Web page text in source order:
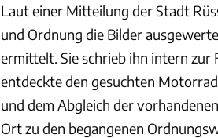
Laut einer Mitteilung der Stadt
und Ordnung die Bilder
ermittelt. Sie schrieb ihn intern zur
entdeckte den gesuchten
und dem Abgleich der
Ort zu den begangenen